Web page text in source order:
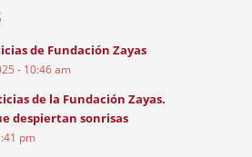
de Fundación Zayas
- 10:46 am
de la Fundación Zayas.
despiertan sonrisas
pm